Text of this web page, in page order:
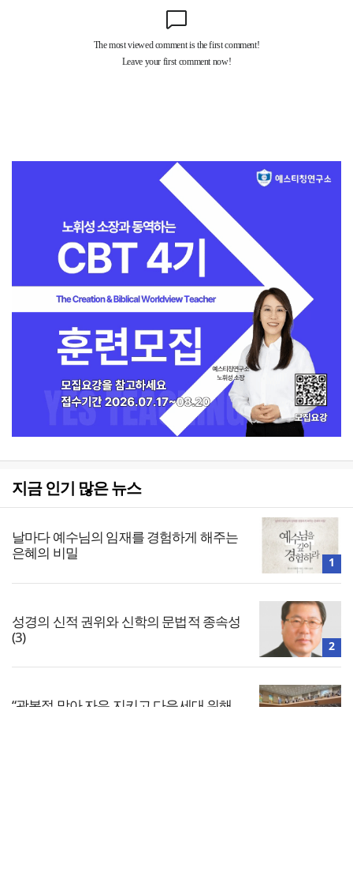
지금 인기 많은 뉴스
날마다 예수님의 임재를 경험하게 해주는
은혜의 비밀
1
성경의 신적 권위와 신학의 문법적 종속성
(3)
2
“광복절 맞아 자유 지키고 다음세대 위해